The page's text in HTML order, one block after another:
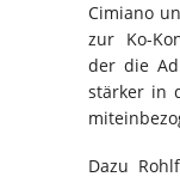
Cimiano
zur Ko-
der die
stärker in
Dazu